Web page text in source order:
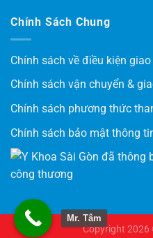
Chính Sách Chung
Chính sách về điều kiện
Chính sách vận chuyển &
Chính sách phương thức
Chính sách bảo mật thông
Copyright 2026
Mr. Tâm